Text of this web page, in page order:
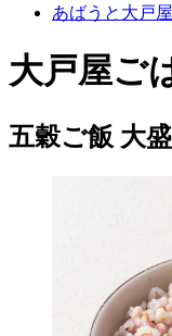
あばうと大戸屋
大戸屋ご
五穀ご飯 大